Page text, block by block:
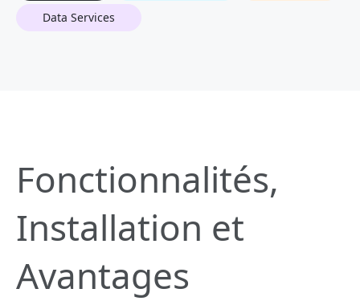
Data Services
Fonctionnalités,
Installation et
Avantages